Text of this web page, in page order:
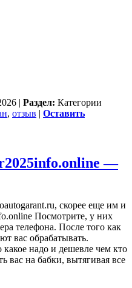
| Раздел: Категории
, отзыв | Оставить
—
скорее еще им и
Посмотрите, у них
телефона. После того как
вас обрабатывать.
какое надо и дешевле чем кто
вас на бабки, вытягивая все